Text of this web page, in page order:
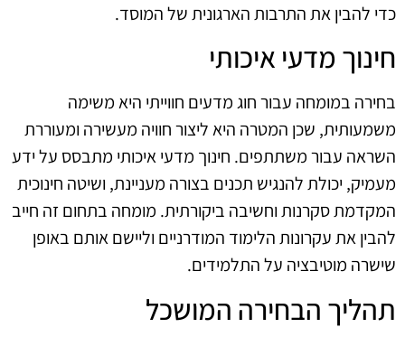
כדי להבין את התרבות הארגונית של המוסד.
חינוך מדעי איכותי
בחירה במומחה עבור חוג מדעים חווייתי היא משימה
משמעותית, שכן המטרה היא ליצור חוויה מעשירה ומעוררת
השראה עבור משתתפים. חינוך מדעי איכותי מתבסס על ידע
מעמיק, יכולת להנגיש תכנים בצורה מעניינת, ושיטה חינוכית
המקדמת סקרנות וחשיבה ביקורתית. מומחה בתחום זה חייב
להבין את עקרונות הלימוד המודרניים וליישם אותם באופן
שישרה מוטיבציה על התלמידים.
תהליך הבחירה המושכל